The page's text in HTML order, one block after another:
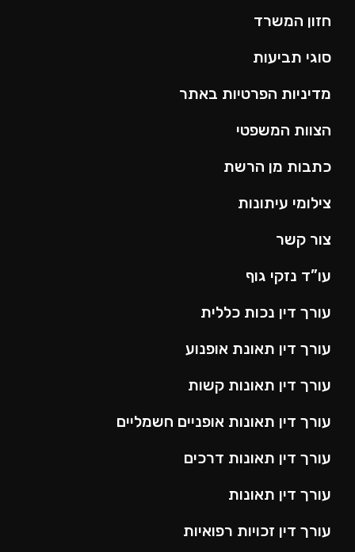
חזון המשרד
סוגי תביעות
מדיניות הפרטיות באתר
הצוות המשפטי
כתבות מן הרשת
צילומי עיתונות
צור קשר
עו”ד נזקי גוף
עורך דין נכות כללית
עורך דין תאונת אופנוע
עורך דין תאונות קשות
עורך דין תאונות אופניים חשמליים
עורך דין תאונות דרכים
עורך דין תאונות
עורך דין זכויות רפואיות